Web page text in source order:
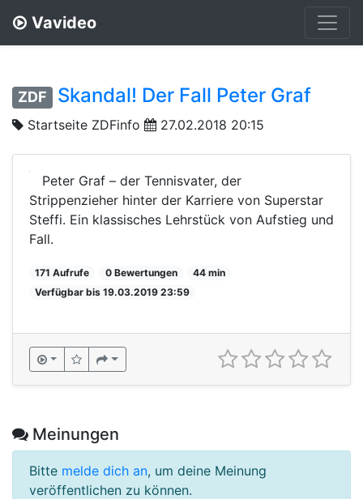
Vavideo
ZDF Skandal! Der Fall Peter Graf
Startseite ZDFinfo 27.02.2018 20:15
Peter Graf – der Tennisvater, der
Strippenzieher hinter der Karriere von Superstar
Steffi. Ein klassisches Lehrstück von Aufstieg und
Fall.
171 Aufrufe 0 Bewertungen
44 min
Verfügbar bis 19.03.2019 23:59
Meinungen
Bitte melde dich an, um deine Meinung
veröffentlichen zu können.